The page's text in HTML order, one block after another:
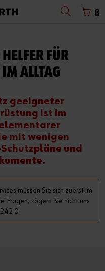
0
FÜR
ALLTAG
geeigneter
ist im
mit wenigen
und
müssen Sie sich zuerst im
Fragen, zögern Sie nicht uns
0